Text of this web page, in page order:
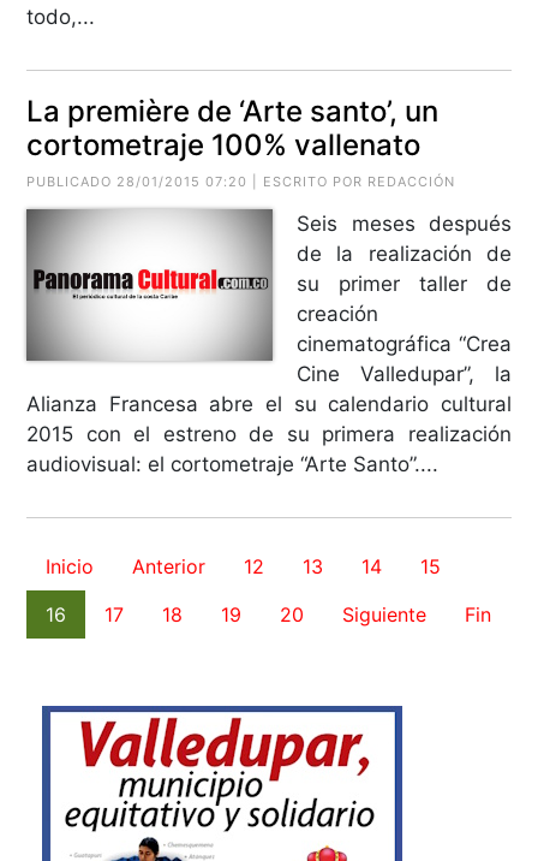
todo,...
La première de ‘Arte santo’, un
cortometraje 100% vallenato
PUBLICADO 28/01/2015 07:20 | ESCRITO POR REDACCIÓN
Seis meses después
de la realización de
su primer taller de
creación
cinematográfica “Crea
Cine Valledupar”, la
Alianza Francesa abre el su calendario cultural
2015 con el estreno de su primera realización
audiovisual: el cortometraje “Arte Santo”....
Inicio Anterior 12 13 14
15
16
17 18 19 20 Siguiente Fin